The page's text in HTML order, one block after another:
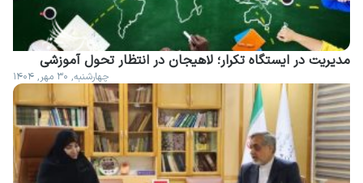
مدیریت در ایستگاه تکرار؛ لاهیجان در انتظار تحول آموزشی
چهارشنبه, ۳۰ مهر, ۱۴۰۴